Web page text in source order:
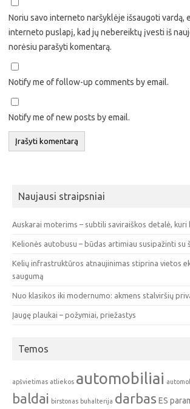
Noriu savo interneto naršyklėje išsaugoti vardą,
interneto puslapį, kad jų nebereiktų įvesti iš
norėsiu parašyti komentarą.
Notify me of follow-up comments by email.
Notify me of new posts by email.
Naujausi straipsniai
Auskarai moterims – subtili saviraiškos detalė, kuri
Kelionės autobusu – būdas artimiau susipažinti su
Kelių infrastruktūros atnaujinimas stiprina vietos
saugumą
Nuo klasikos iki modernumo: akmens stalviršių
Įaugę plaukai – požymiai, priežastys
Temos
apšvietimas atliekos automobiliai
baldai birstonas buhalterija darbas ES